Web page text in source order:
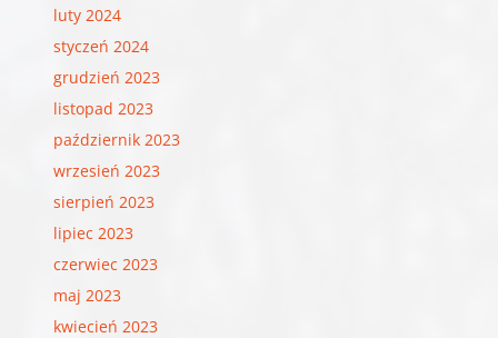
luty 2024
styczeń 2024
grudzień 2023
listopad 2023
październik 2023
wrzesień 2023
sierpień 2023
lipiec 2023
czerwiec 2023
maj 2023
kwiecień 2023